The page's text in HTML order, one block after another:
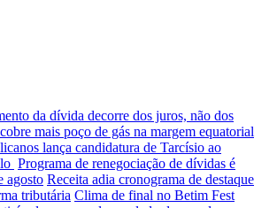
da dívida decorre dos juros, não dos
mais poço de gás na margem equatorial
lança candidatura de Tarcísio ao
Programa de renegociação de dívidas é
agosto Receita adia cronograma de destaque
tributária Clima de final no Betim Fest